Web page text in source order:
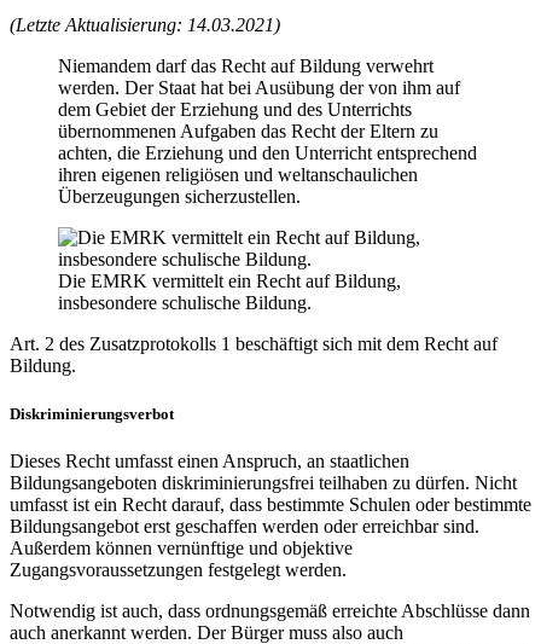
(Letzte Aktualisierung: 14.03.2021)
Niemandem darf das Recht auf Bildung verwehrt
werden. Der Staat hat bei Ausübung der von ihm auf
dem Gebiet der Erziehung und des Unterrichts
übernommenen Aufgaben das Recht der Eltern zu
achten, die Erziehung und den Unterricht entsprechend
ihren eigenen religiösen und weltanschaulichen
Überzeugungen sicherzustellen.
Die EMRK vermittelt ein Recht auf Bildung,
insbesondere schulische Bildung.
Art. 2 des Zusatzprotokolls 1 beschäftigt sich mit dem Recht auf
Bildung.
Diskriminierungsverbot
Dieses Recht umfasst einen Anspruch, an staatlichen
Bildungsangeboten diskriminierungsfrei teilhaben zu dürfen. Nicht
umfasst ist ein Recht darauf, dass bestimmte Schulen oder bestimmte
Bildungsangebot erst geschaffen werden oder erreichbar sind.
Außerdem können vernünftige und objektive
Zugangsvoraussetzungen festgelegt werden.
Notwendig ist auch, dass ordnungsgemäß erreichte Abschlüsse dann
auch anerkannt werden. Der Bürger muss also auch